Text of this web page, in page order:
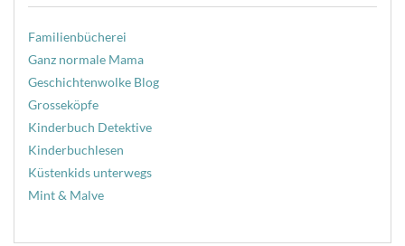
Familienbücherei
Ganz normale Mama
Geschichtenwolke Blog
Grosseköpfe
Kinderbuch Detektive
Kinderbuchlesen
Küstenkids unterwegs
Mint & Malve